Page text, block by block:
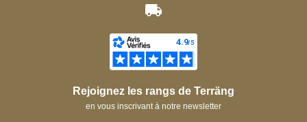
Rejoignez les rangs de Terräng
en vous inscrivant à notre newsletter